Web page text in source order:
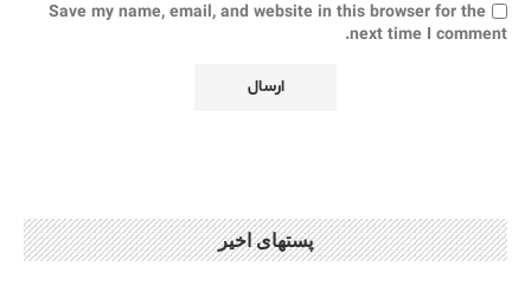
Save my name, email, and website in this browser for the
next time I comment.
پستهای اخیر